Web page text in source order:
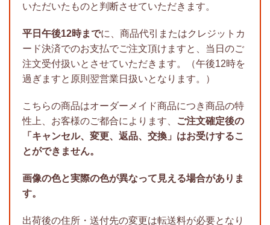
いただいたものと判断させていただきます。
平日午後12時までに、商品代引またはクレジットカ
ード決済でのお支払でご注文頂けますと、当日のご
注文受付扱いとさせていただきます。（午後12時を
過ぎますと原則翌営業日扱いとなります。）
こちらの商品はオーダーメイド商品につき商品の特
性上、お客様のご都合によります、
ご注文確定後の
「キャンセル、変更、返品、交換」はお受けするこ
とができません。
画像の色と実際の色が異なって見える場合がありま
す。
出荷後の住所・送付先の変更は転送料が必要となり